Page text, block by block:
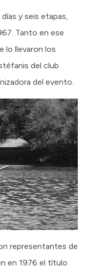
y seis etapas,
Tanto en ese
lo llevaron los
del club
del evento.
representantes de
en 1976 el título